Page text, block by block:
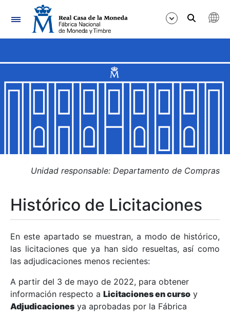
Navegación
Mostrar/Ocultar
Mostrar/Ocultar
Mostrar/Ocultar
Mostrar/Ocultar
Mostrar/Ocultar
Mostrar/Ocultar
Unidad responsable: Departamento de Compras
Histórico de Licitaciones
En este apartado se muestran, a modo de histórico,
las licitaciones que ya han sido resueltas, así como
las adjudicaciones menos recientes:
A partir del 3 de mayo de 2022, para obtener
información respecto a Licitaciones en curso y
Adjudicaciones ya aprobadas por la Fábrica